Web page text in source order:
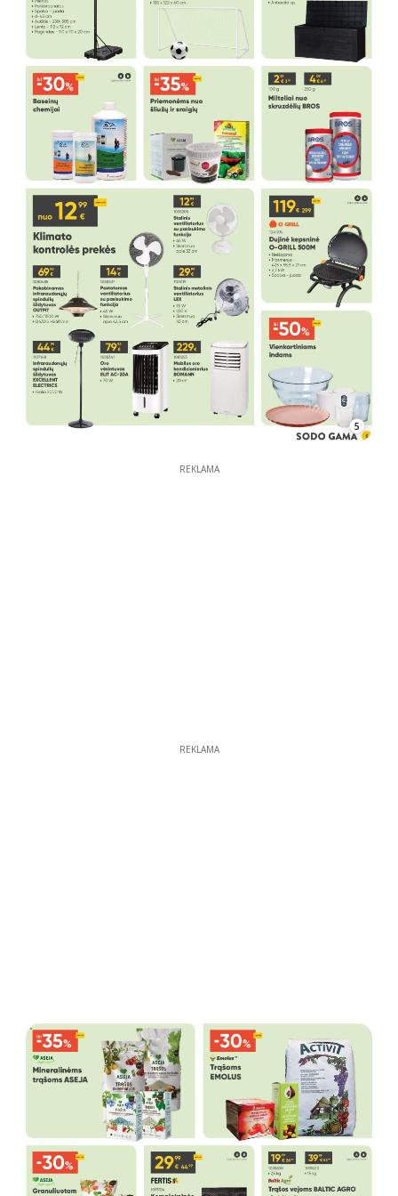
5
REKLAMA
REKLAMA